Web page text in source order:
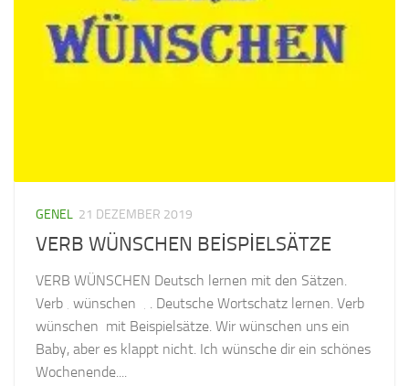
GENEL 21 DEZEMBER 2019
VERB WÜNSCHEN BEİSPİELSÄTZE
VERB WÜNSCHEN Deutsch lernen mit den Sätzen.
Verb ‚ wünschen ‚ . Deutsche Wortschatz lernen. Verb
wünschen mit Beispielsätze. Wir wünschen uns ein
Baby, aber es klappt nicht. Ich wünsche dir ein schönes
Wochenende....